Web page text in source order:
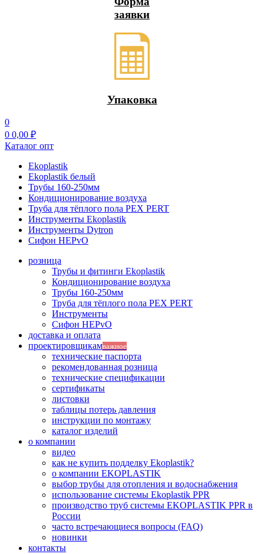
заявки
Упаковка
0
0 0,00 ₽
Каталог опт
Ekoplastik
Ekoplastik белый
Трубы 160-250мм
Кондиционирование воздуха
Труба для тёплого пола PEX PERT
Инструменты Ekoplastik
Инструменты Dytron
Сифон HEPvO
розница
Трубы и фитинги Ekoplastik
Кондиционирование воздуха
Трубы 160-250мм
Труба для тёплого пола PEX PERT
Инструменты
Сифон HEPvO
доставка и оплата
проектировщикамважное
технические паспорта
рекомендованная розница
технические спецификации
сертификаты
листовки
таблицы потерь давления
инструкции по монтажу
каталог изделий
о компании
видео
как не купить подделку Ekoplastik?
о компании EKOPLASTIK
выбор трубы для отопления и водоснабжения
использование системы Ekoplastik PPR
производство труб системы EKOPLASTIK PPR в
России
часто встречающиеся вопросы (FAQ)
новинки
контакты